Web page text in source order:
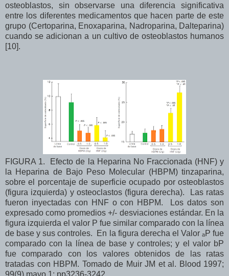
osteoblastos, sin observarse una diferencia significativa
entre los diferentes medicamentos que hacen parte de este
grupo (Certoparina, Enoxaparina, Nadroparina, Dalteparina)
cuando se adicionan a un cultivo de osteoblastos humanos
[10].
FIGURA 1. Efecto de la Heparina No Fraccionada (HNF) y
la Heparina de Bajo Peso Molecular (HBPM) tinzaparina,
sobre el porcentaje de superficie ocupado por osteoblastos
(figura izquierda) y osteoclastos (figura derecha). Las ratas
fueron inyectadas con HNF o con HBPM. Los datos son
expresado como promedios +/- desviaciones estándar. En la
figura izquierda el valor P fue similar comparado con la línea
de base y sus controles. En la figura derecha el Valor ₐP fue
comparado con la línea de base y controles; y el valor bP
fue comparado con los valores obtenidos de las ratas
tratadas con HBPM. Tomado de Muir JM et al. Blood 1997;